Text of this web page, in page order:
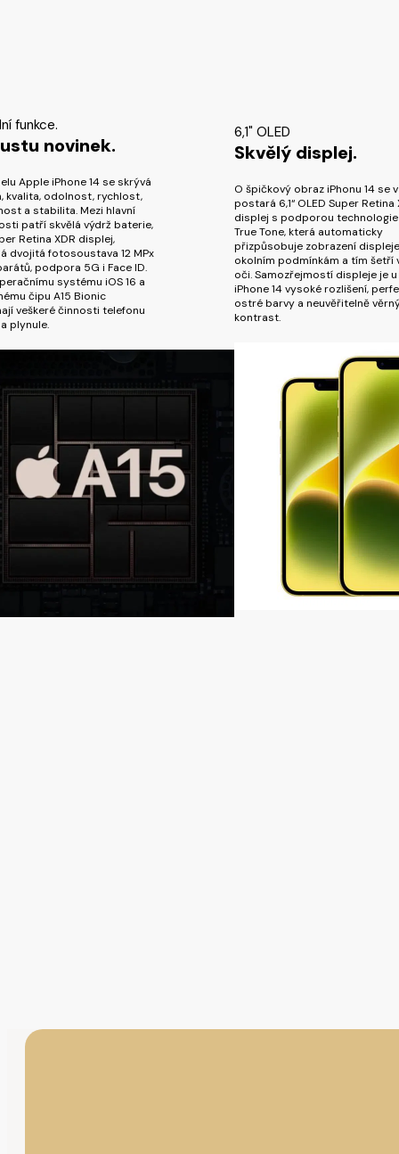
funkce.
novinek.
Apple iPhone 14 se skrývá
kvalita, odolnost, rychlost,
a stabilita. Mezi hlavní
patří skvělá výdrž baterie,
Retina XDR displej,
dvojitá fotosoustava 12 MPx
podpora 5G i Face ID.
systému iOS 16 a
čipu A15 Bionic
veškeré činnosti telefonu
plynule.
6,1" OLED
Skvělý displej.
O špičkový obraz iPhonu 14 se
postará 6,1“ OLED Super Retina
displej s podporou technologie
True Tone, která automaticky
přizpůsobuje zobrazení displeje
okolním podmínkám a tím šetří
oči. Samozřejmostí displeje je u
iPhone 14 vysoké rozlišení,
ostré barvy a neuvěřitelně
kontrast.